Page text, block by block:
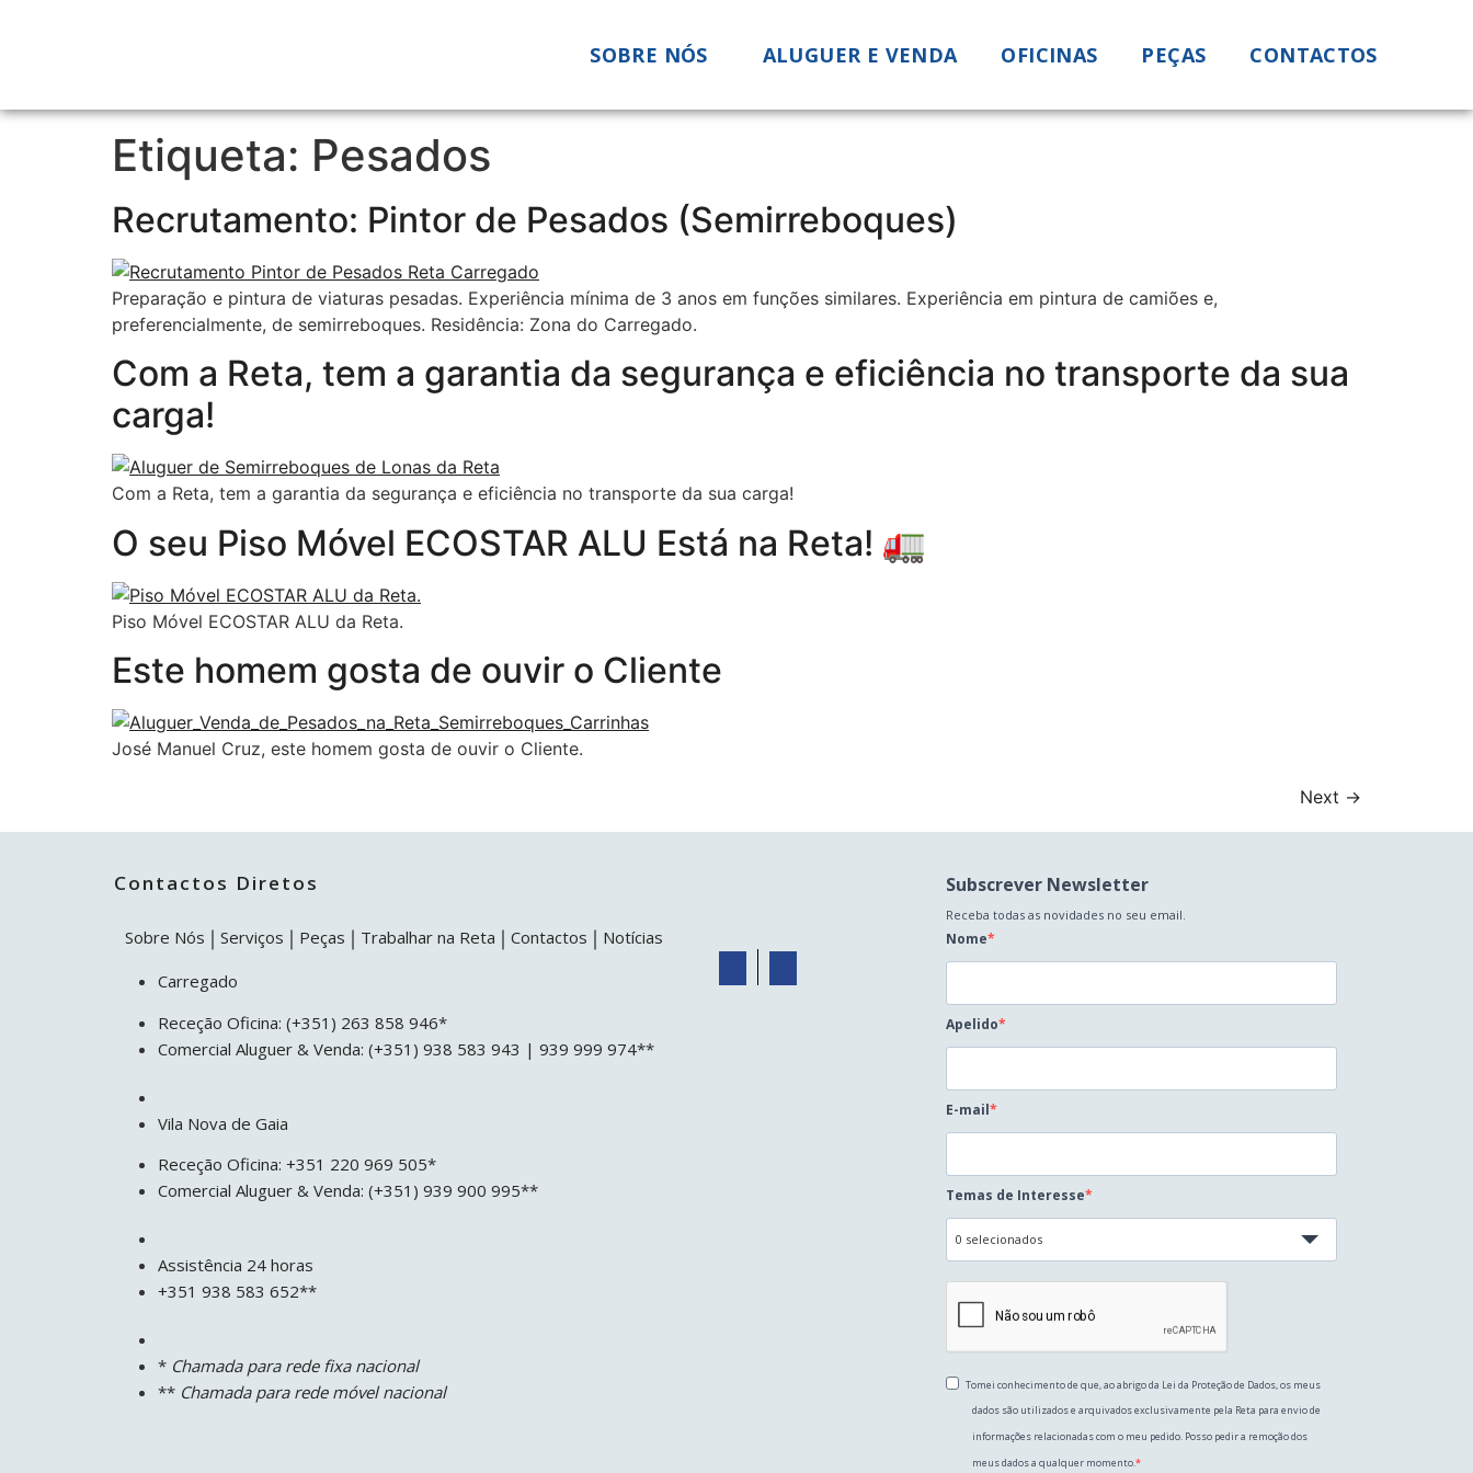
SOBRE NÓS ALUGUER E VENDA OFICINAS PEÇAS CONTACTOS
Etiqueta: Pesados
Recrutamento: Pintor de Pesados (Semirreboques)
Preparação e pintura de viaturas pesadas. Experiência mínima de 3 anos em funções similares. Experiência em pintura de camiões e,
preferencialmente, de semirreboques. Residência: Zona do Carregado.
Com a Reta, tem a garantia da segurança e eficiência no transporte da sua
carga!
Com a Reta, tem a garantia da segurança e eficiência no transporte da sua carga!
O seu Piso Móvel ECOSTAR ALU Está na Reta! 🚛
Piso Móvel ECOSTAR ALU da Reta.
Este homem gosta de ouvir o Cliente
José Manuel Cruz, este homem gosta de ouvir o Cliente.
Next →
Contactos Diretos
Sobre Nós Serviços Peças Trabalhar na Reta Contactos
Notícias
Carregado
Receção Oficina: (+351) 263 858 946*
Comercial Aluguer & Venda: (+351) 938 583 943 | 939 999 974**
Vila Nova de Gaia
Receção Oficina: +351 220 969 505*
Comercial Aluguer & Venda: (+351) 939 900 995**
Assistência 24 horas
+351 938 583 652**
* Chamada para rede fixa nacional
** Chamada para rede móvel nacional
Subscrever Newsletter
Receba todas as novidades no seu email.
Nome
Apelido
E-mail
Temas de Interesse
0 selecionados
Tomei conhecimento de que, ao abrigo da Lei da Proteção de Dados, os meus
dados são utilizados e arquivados exclusivamente pela Reta para envio de
informações relacionadas com o meu pedido. Posso pedir a remoção dos
meus dados a qualquer momento.